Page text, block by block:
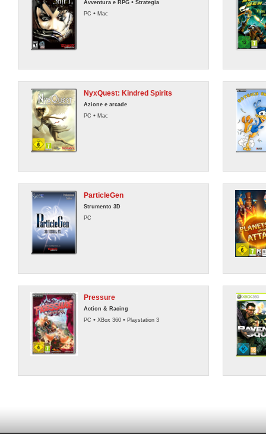
Avventura e RPG • Strategia
PC • Mac
NyxQuest: Kindred Spirits
Azione e arcade
PC • Mac
ParticleGen
Strumento 3D
PC
Pressure
Action & Racing
PC • XBox 360 • Playstation 3